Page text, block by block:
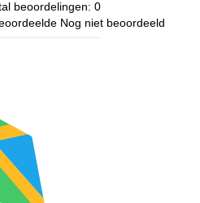
beoordelingen: 0
Nog niet beoordeeld